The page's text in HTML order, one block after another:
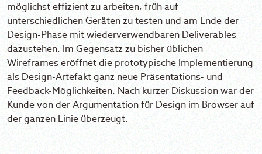
möglichst effizient zu arbeiten, früh auf
unterschiedlichen Geräten zu testen und am Ende der
Design-Phase mit wiederverwendbaren Deliverables
dazustehen. Im Gegensatz zu bisher üblichen
Wireframes eröffnet die prototypische Implementierung
als Design-Artefakt ganz neue Präsentations- und
Feedback-Möglichkeiten. Nach kurzer Diskussion war der
Kunde von der Argumentation für Design im Browser auf
der ganzen Linie überzeugt.